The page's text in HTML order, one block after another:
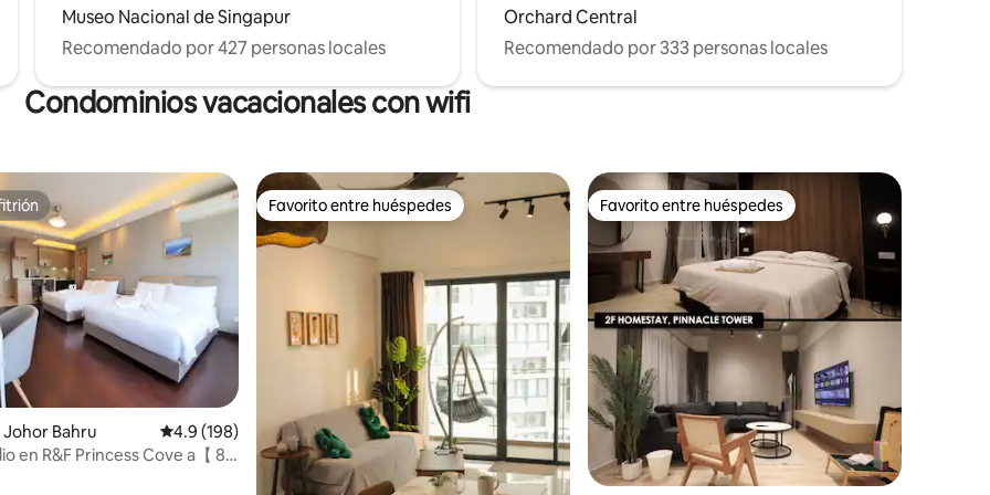
Museo Nacional de Singapur
Recomendado por 427 personas locales
Orchard Central
Recomendado por 333 personas locales
Condominios vacacionales con wifi
de 5, 146 reseñas
Bahru Calificación promedio: 4.9 de 5, 198 reseñas
4.9 (198)
en R&F Princess Cove a【 8
Favorito entre huéspedes
Favorito entre huéspedes Favorito entre huéspedes
Favorito entre huéspedes